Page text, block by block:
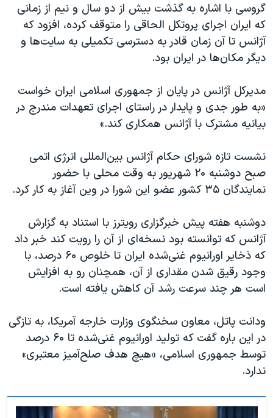
گروسی با اشاره به گذشت بیش از دو سال و نیم از زمانی
که ایران اجرای پروتکل الحاقی را متوقف کرده، افزود که
آژانس تا آن زمان قادر به دسترسی تکمیلی به سایت‌ها و
دیگر مکان‌ها در ایران بود.
مدیرکل آژانس در پایان از جمهوری اسلامی ایران خواست
«به طور جدی و پایدار در راستای اجرای تعهدات مندرج در
بیانیه مشترک با آژانس همکاری کند.»
نشست تازه شورای حکام آژانس بین‌المللی انرژی اتمی
صبح دوشنبه ۲۰ شهریور به وقت محلی با حضور
نمایندگان ۳۵ کشور عضو این شورا در وین آغاز به کار کرد.
دوشنبه هفته پیش خبرگزاری رویترز با استناد به گزارش
آژانس که توانسته بود نسخه‌ای از آن را رویت کند خبر داد
که ذخایر اورانیوم غنی‌شده ایران تا خلوص ۶۰ درصد، با
وجود رقیق شدن مقداری از آن، همچنان رو به افزایش
است هر چند سرعت رشد آن کاهش یافته است.
ودانت پاتل، معاون سخنگوی وزارت خارجه آمریکا، به تازگی
در این باره گفت که تولید اورانیوم غنی‌شده تا ۶۰ درصد
توسط جمهوری اسلامی، «هیچ هدف صلح‌آمیز معتبری»
ندارد.